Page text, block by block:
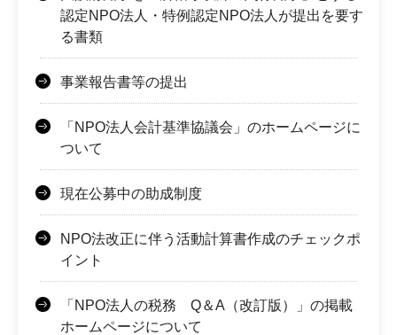
認定NPO法人・特例認定NPO法人が提出を要す
る書類
事業報告書等の提出
「NPO法人会計基準協議会」のホームページに
ついて
現在公募中の助成制度
NPO法改正に伴う活動計算書作成のチェックポ
イント
「NPO法人の税務 Q＆A（改訂版）」の掲載
ホームページについて